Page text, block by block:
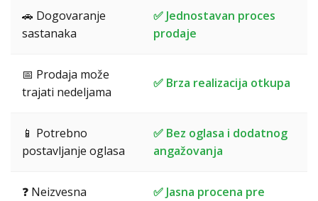
🚗 Dogovaranje
sastanaka
✅ Jednostavan proces
prodaje
📅 Prodaja može
trajati nedeljama
✅ Brza realizacija otkupa
📱 Potrebno
postavljanje oglasa
✅ Bez oglasa i dodatnog
angažovanja
❓ Neizvesna
✅ Jasna procena pre